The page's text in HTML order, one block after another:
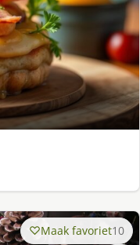
Maak favoriet10